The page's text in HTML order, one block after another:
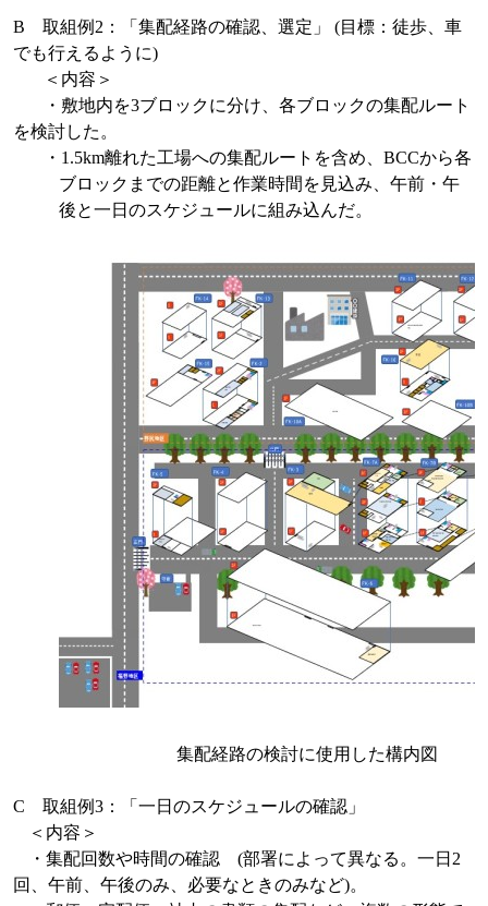
B 取組例2：「集配経路の確認、選定」 (目標：徒歩、車
でも行えるように)
＜内容＞
・敷地内を3ブロックに分け、各ブロックの集配ルート
を検討した。
・ 1.5km離れた工場への集配ルートを含め、 BCCから各
ブロックまでの距離と作業時間を見込み、午前・午
後と一日のスケジュールに組み込んだ。
集配経路の検討に使用した構内図
C 取組例3：「一日のスケジュールの確認」
＜内容＞
・集配回数や時間の確認 (部署によって異なる。一日 2
回、午前、午後のみ、必要なときのみなど)。